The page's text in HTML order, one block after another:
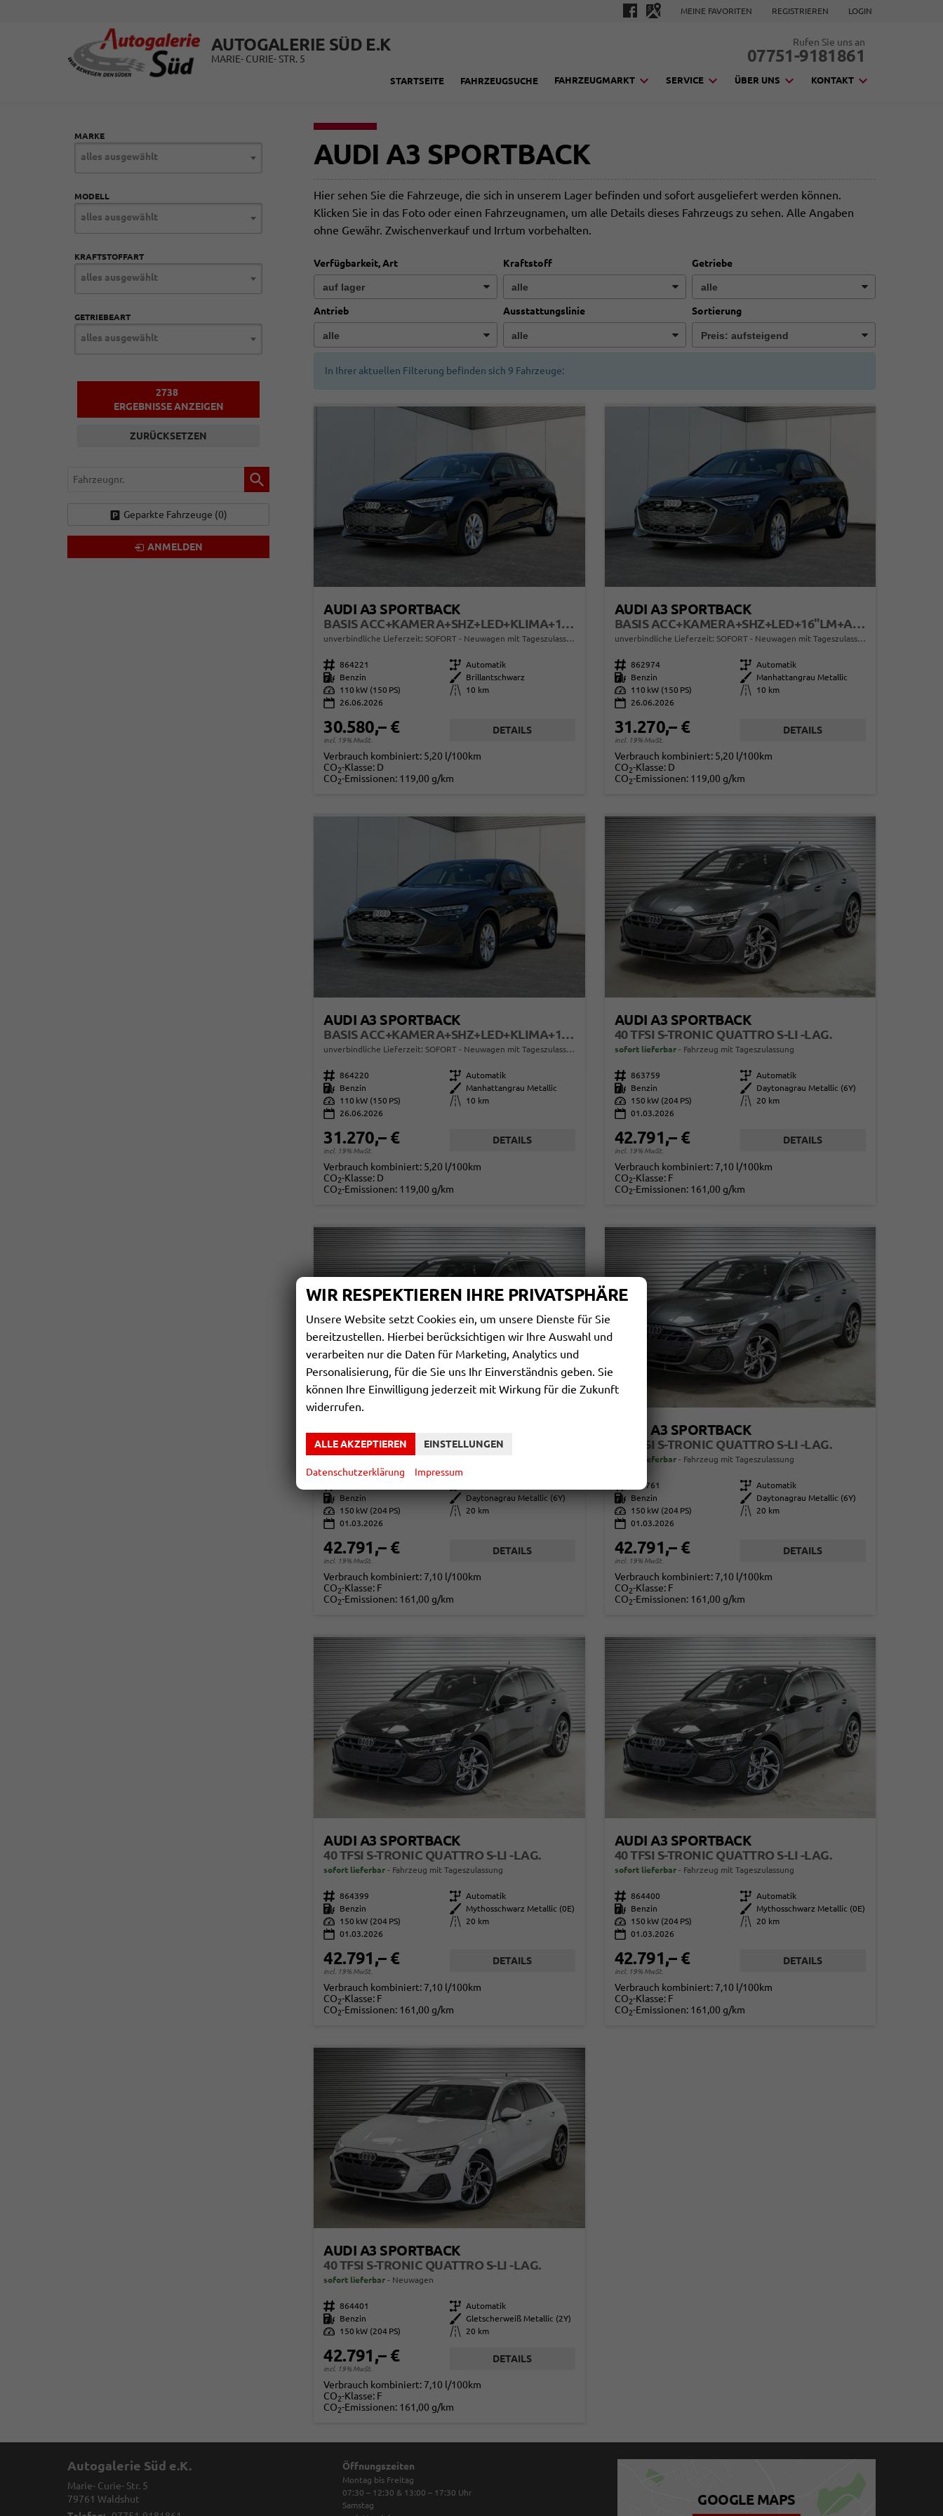
MEINE FAVORITEN REGISTRIEREN LOGIN
AUTOGALERIE SÜD E.K
MARIE- CURIE- STR. 5
Rufen Sie uns an
07751-9181861
STARTSEITE FAHRZEUGSUCHE FAHRZEUGMARKT SERVICE ÜBER UNS KONTAKT
AUDI A3 SPORTBACK
Hier sehen Sie die Fahrzeuge, die sich in unserem Lager befinden und sofort ausgeliefert werden können.
Klicken Sie in das Foto oder einen Fahrzeugnamen, um alle Details dieses Fahrzeugs zu sehen. Alle Angaben
ohne Gewähr. Zwischenverkauf und Irrtum vorbehalten.
Verfügbarkeit, Art Kraftstoff Getriebe
Antrieb Ausstattungslinie Sortierung
In Ihrer aktuellen Filterung befinden sich 9 Fahrzeuge:
AUDI A3 SPORTBACK
BASIS ACC+KAMERA+SHZ+LED+KLIMA+16" LM+APP
unverbindliche Lieferzeit: SOFORT Neuwagen mit Tageszulassung
Fahrzeugnr. 864221 Getriebe Automatik
Kraftstoff
Benzin Außenfarbe
Brillantschwarz
Leistung
110 kW (150 PS) Kilometerstand
10 km
26.06.2026
30.580,– €
incl. 19% MwSt.
DETAILS
Verbrauch kombiniert: 5,20 l/100km
CO2-Klasse: D
CO2-Emissionen: 119,00 g/km
AUDI A3 SPORTBACK
BASIS ACC+KAMERA+SHZ+LED+16"LM+APP
unverbindliche Lieferzeit: SOFORT Neuwagen mit Tageszulassung
Fahrzeugnr. 862974 Getriebe Automatik
Kraftstoff
Benzin Außenfarbe
Manhattangrau Metallic
Leistung
110 kW (150 PS) Kilometerstand
10 km
26.06.2026
31.270,– €
incl. 19% MwSt.
DETAILS
Verbrauch kombiniert: 5,20 l/100km
CO2-Klasse: D
CO2-Emissionen: 119,00 g/km
AUDI A3 SPORTBACK
BASIS ACC+KAMERA+SHZ+LED+KLIMA+16" LM+APP
unverbindliche Lieferzeit: SOFORT Neuwagen mit Tageszulassung
Fahrzeugnr. 864220 Getriebe Automatik
Kraftstoff
Benzin Außenfarbe
Manhattangrau Metallic
Leistung
110 kW (150 PS) Kilometerstand
10 km
26.06.2026
31.270,– €
incl. 19% MwSt.
DETAILS
Verbrauch kombiniert: 5,20 l/100km
CO2-Klasse: D
CO2-Emissionen: 119,00 g/km
AUDI A3 SPORTBACK
40 TFSI S-TRONIC QUATTRO S-LI -LAG.
sofort lieferbar Fahrzeug mit Tageszulassung
Fahrzeugnr. 863759 Getriebe Automatik
Kraftstoff
Benzin Außenfarbe
Daytonagrau Metallic (6Y)
Leistung
150 kW (204 PS) Kilometerstand
20 km
01.03.2026
42.791,– €
incl. 19% MwSt.
DETAILS
Verbrauch kombiniert: 7,10 l/100km
CO2-Klasse: F
CO2-Emissionen: 161,00 g/km
AUDI A3 SPORTBACK
40 TFSI S-TRONIC QUATTRO S-LI -LAG.
Kraftstoff
Benzin Außenfarbe
Daytonagrau Metallic (6Y)
Leistung
150 kW (204 PS) Kilometerstand
20 km
01.03.2026
42.791,– €
incl. 19% MwSt.
DETAILS
Verbrauch kombiniert: 7,10 l/100km
CO2-Klasse: F
CO2-Emissionen: 161,00 g/km
AUDI A3 SPORTBACK
40 TFSI S-TRONIC QUATTRO S-LI -LAG.
sofort lieferbar Fahrzeug mit Tageszulassung
863761 Getriebe Automatik
Kraftstoff
Benzin Außenfarbe
Daytonagrau Metallic (6Y)
Leistung
150 kW (204 PS) Kilometerstand
20 km
01.03.2026
42.791,– €
incl. 19% MwSt.
DETAILS
Verbrauch kombiniert: 7,10 l/100km
CO2-Klasse: F
CO2-Emissionen: 161,00 g/km
AUDI A3 SPORTBACK
40 TFSI S-TRONIC QUATTRO S-LI -LAG.
sofort lieferbar Fahrzeug mit Tageszulassung
Fahrzeugnr. 864399 Getriebe Automatik
Kraftstoff
Benzin Außenfarbe
Mythosschwarz Metallic (0E)
Leistung
150 kW (204 PS) Kilometerstand
20 km
01.03.2026
42.791,– €
incl. 19% MwSt.
DETAILS
Verbrauch kombiniert: 7,10 l/100km
CO2-Klasse: F
CO2-Emissionen: 161,00 g/km
AUDI A3 SPORTBACK
40 TFSI S-TRONIC QUATTRO S-LI -LAG.
sofort lieferbar Fahrzeug mit Tageszulassung
Fahrzeugnr. 864400 Getriebe Automatik
Kraftstoff
Benzin Außenfarbe
Mythosschwarz Metallic (0E)
Leistung
150 kW (204 PS) Kilometerstand
20 km
01.03.2026
42.791,– €
incl. 19% MwSt.
DETAILS
Verbrauch kombiniert: 7,10 l/100km
CO2-Klasse: F
CO2-Emissionen: 161,00 g/km
AUDI A3 SPORTBACK
40 TFSI S-TRONIC QUATTRO S-LI -LAG.
sofort lieferbar Neuwagen
Fahrzeugnr. 864401 Getriebe Automatik
Kraftstoff
Benzin Außenfarbe
Gletscherweiß Metallic (2Y)
Leistung
150 kW (204 PS) Kilometerstand 20 km
42.791,– €
incl. 19% MwSt.
DETAILS
Verbrauch kombiniert: 7,10 l/100km
CO2-Klasse: F
CO2-Emissionen: 161,00 g/km
MARKE
alles ausgewählt
MODELL
alles ausgewählt
KRAFTSTOFFART
alles ausgewählt
GETRIEBEART
alles ausgewählt
2738
ERGEBNISSE ANZEIGEN
ZURÜCKSETZEN
Fahrzeugnr.
Geparkte Fahrzeuge (0)
ANMELDEN
Autogalerie Süd e.K.
Marie- Curie- Str. 5
79761 Waldshut
Öffnungszeiten
Montag bis Freitag
07:30 – 12:30 & 13:00 – 17:30 Uhr
Samstag
GOOGLE MAPS
WIR RESPEKTIEREN IHRE PRIVATSPHÄRE
Unsere Website setzt Cookies ein, um unsere Dienste für Sie
bereitzustellen. Hierbei berücksichtigen wir Ihre Auswahl und
verarbeiten nur die Daten für Marketing, Analytics und
Personalisierung, für die Sie uns Ihr Einverständnis geben. Sie
können Ihre Einwilligung jederzeit mit Wirkung für die Zukunft
widerrufen.
ALLE AKZEPTIEREN EINSTELLUNGEN
Datenschutzerklärung Impressum